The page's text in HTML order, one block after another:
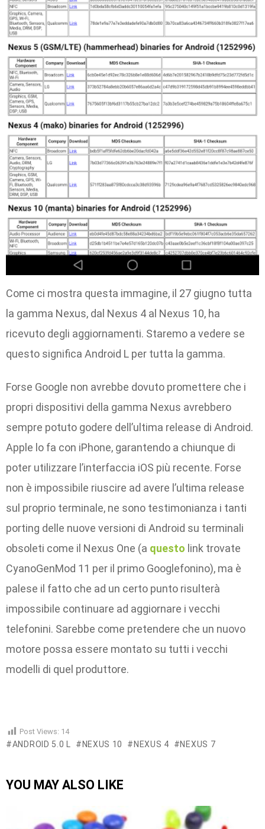
Come ci mostra questa immagine, il 27 giugno tutta
la gamma Nexus, dal Nexus 4 al Nexus 10, ha
ricevuto degli aggiornamenti. Staremo a vedere se
questo significa Android L per tutta la gamma.
Forse Google non avrebbe dovuto promettere che i
propri dispositivi della gamma Nexus avrebbero
sempre potuto godere dell’ultima release di Android.
Apple lo fa con iPhone, garantendo a chiunque di
poter utilizzare l’interfaccia iOS più recente. Forse
non è impossibile riuscire ad avere l’ultima release
sul proprio terminale, ne sono testimonianza i tanti
porting delle nuove versioni di Android su terminali
obsoleti come il Nexus One (a questo link trovate
CyanoGenMod 11 per il primo Googlefonino), ma è
palese il fatto che ad un certo punto risulterà
impossibile continuare ad aggiornare i vecchi
telefonini. Sarebbe come pretendere che un nuovo
motore possa essere montato su tutti i vecchi
modelli di quel produttore.
Post Views: 14
ANDROID 5.0 L NEXUS 10 NEXUS 4 NEXUS 7
YOU MAY ALSO LIKE